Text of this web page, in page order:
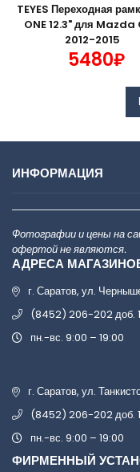
TEYES Переходная
ONE 12.3" для Mazda
2012-2015
5480₽
ИНФОРМАЦИЯ
Фотографии и цены на
офертой не являются.
АДРЕСА
г. Саратов, ул.
(8452) 206-202 доб.
пн.-вс. 9:00 – 19:00
г. Саратов, ул.
(8452) 206-202 доб.
пн.-вс. 9:00 – 19:00
ФИРМЕННЫЙ